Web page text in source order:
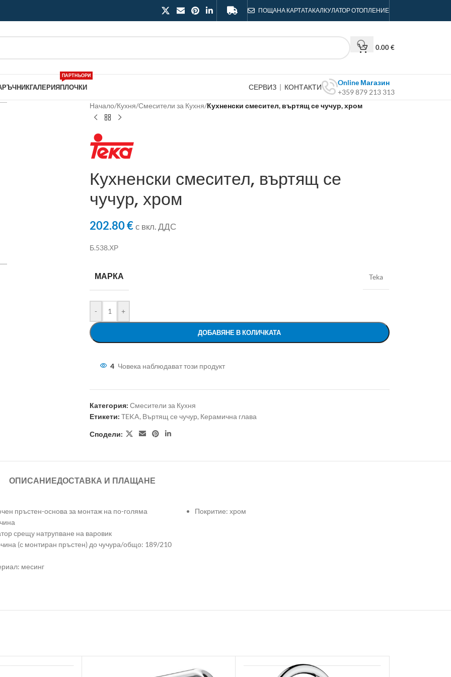
ПОЩАНА КАРТАТАКАЛКУЛАТОР ОТОПЛЕНИЕ
0.00€
ГАЛЕРИЯПЛОЧКИ
ПАРТНЬОРИ
СЕРВИЗ | КОНТАКТИ
Online Магазин
+359 879 213 313
Начало/Кухня/Смесители за Кухня/Кухненски смесител, въртящ се чучур, хром
Кухненски смесител, въртящ се
чучур, хром
202.80€с вкл. ДДС
Б.538.ХР
МАРКА Teka
- +
ДОБАВЯНЕ В КОЛИЧКАТА
4 Човека наблюдават този продукт
Категория: Смесители за Кухня
Етикети: TEKA, Въртящ се чучур, Керамична глава
Сподели:
ОПИСАНИЕДОСТАВКА И ПЛАЩАНЕ
пръстен-основа за монтаж на по-голяма
срещу натрупване на варовик
(с монтиран пръстен) до чучура/общо: 189/210
месинг
Покритие: хром